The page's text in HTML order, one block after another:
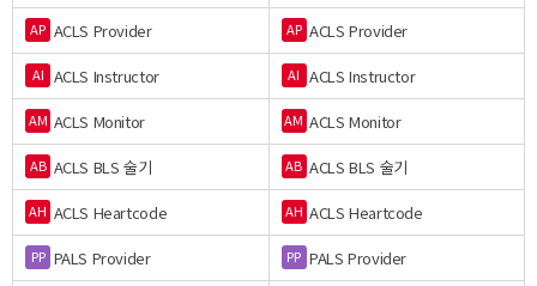
AP ACLS Provider AP ACLS Provider
AI ACLS Instructor AI ACLS Instructor
AM ACLS Monitor AM ACLS Monitor
AB ACLS BLS 술기 AB ACLS BLS 술기
AH ACLS Heartcode AH ACLS Heartcode
PP PALS Provider PP PALS Provider